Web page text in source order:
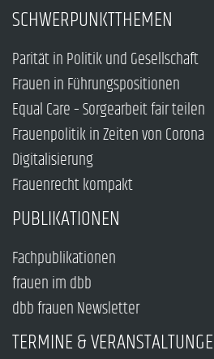
SCHWERPUNKTTHEMEN
Parität in Politik und Gesellschaft
Frauen in Führungspositionen
Equal Care – Sorgearbeit fair teilen
Frauenpolitik in Zeiten von Corona
Digitalisierung
Frauenrecht kompakt
PUBLIKATIONEN
Fachpublikationen
frauen im dbb
dbb frauen Newsletter
TERMINE &